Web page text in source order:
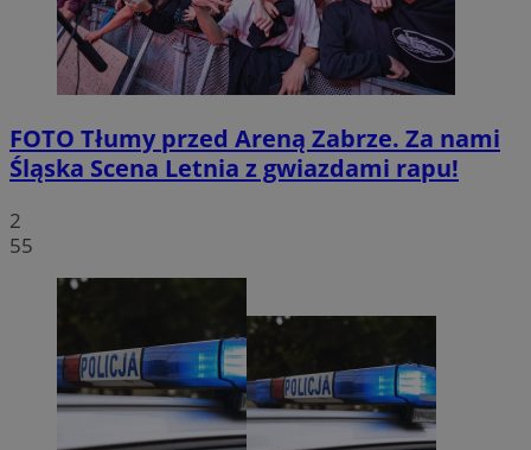
FOTO Tłumy przed Areną Zabrze. Za nami
Śląska Scena Letnia z gwiazdami rapu!
2
55